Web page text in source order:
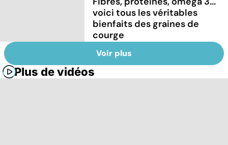
voici tous les véritables
bienfaits des graines de
courge
Voir plus
Plus de vidéos